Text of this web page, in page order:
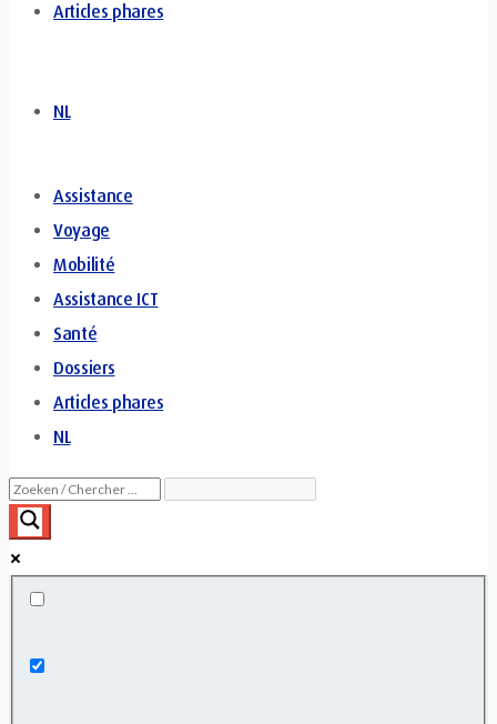
Articles phares
NL
Assistance
Voyage
Mobilité
Assistance ICT
Santé
Dossiers
Articles phares
NL